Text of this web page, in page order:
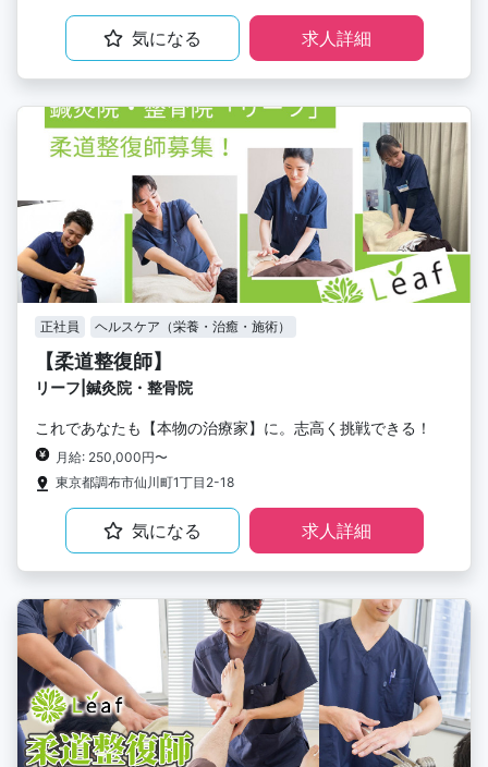
気になる 求人詳細
正社員 ヘルスケア（栄養・治癒・施術）
【柔道整復師】
リーフ|鍼灸院・整骨院
これであなたも【本物の治療家】に。志高く挑戦できる！
月給: 250,000円〜
東京都調布市仙川町1丁目2-18
気になる 求人詳細